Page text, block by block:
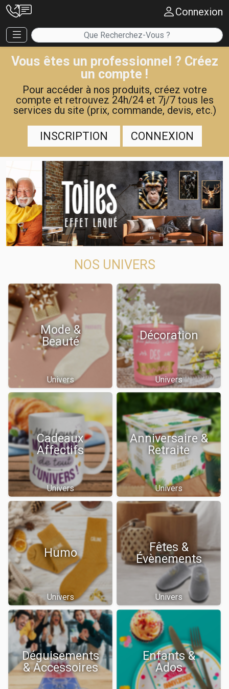
Connexion
Vous êtes un professionnel ? Créez
un compte !
Pour accéder à nos produits, créez votre
compte et retrouvez 24h/24 et 7j/7 tous les
services du site (prix, commande, devis, etc.)
INSCRIPTION CONNEXION
NOS UNIVERS
Mode &
Beauté
Univers
Décoration
Univers
Cadeaux
Affectifs
Univers
Anniversaire &
Retraite
Univers
Humo
Univers
Fêtes &
Évènements
Univers
Déguisements
& Accessoires
Enfants &
Ados